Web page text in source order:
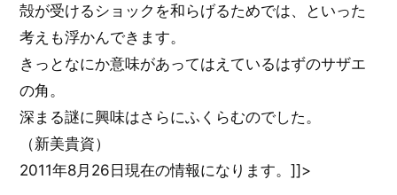
殻が受けるショックを和らげるためでは、といった
考えも浮かんできます。
きっとなにか意味があってはえているはずのサザエ
の角。
深まる謎に興味はさらにふくらむのでした。
（新美貴資）
2011年8月26日現在の情報になります。]]>